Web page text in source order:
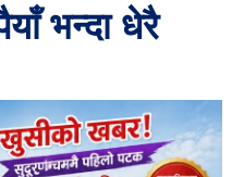
भन्दा धेरै